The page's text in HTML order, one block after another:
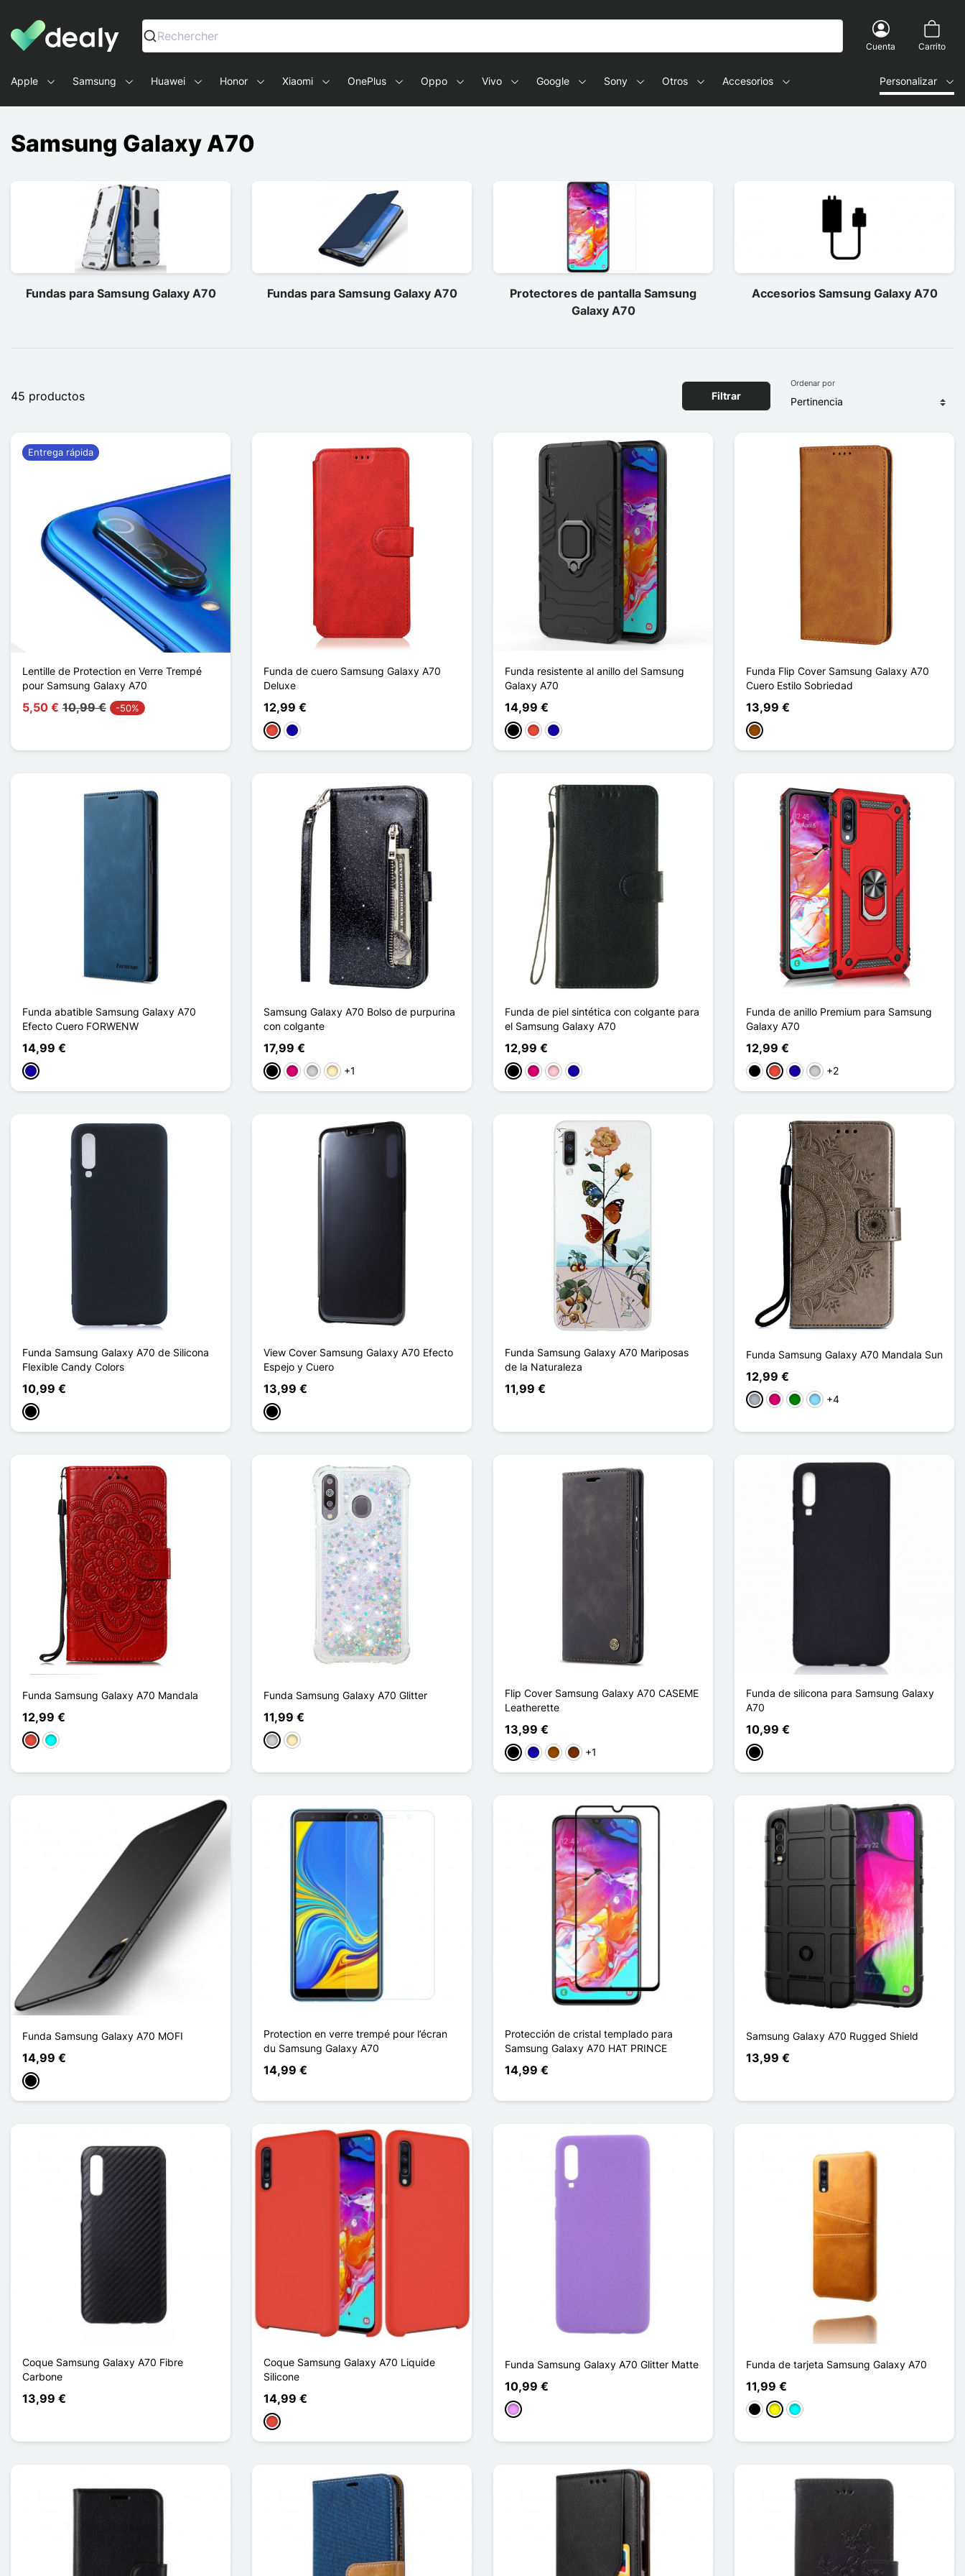
Dealy - Fundas y accesorios para smartphones y tablets
Rechercher
Cuenta Carrito
Apple Samsung Huawei Honor Xiaomi OnePlus Oppo Vivo Google Sony Otros Accesorios Personalizar
Samsung Galaxy A70
Fundas para Samsung Galaxy A70 Fundas para Samsung Galaxy A70
Protectores de pantalla Samsung
Galaxy A70
Accesorios Samsung Galaxy A70
45 productos Filtrar
Ordenar por
Lentille de Protection en Verre Trempé
pour Samsung Galaxy A70
5,50 € 10,99 € -50%
Entrega rápida
Funda de cuero Samsung Galaxy A70
Deluxe
12,99 €
RojoAzul oscuro
Funda resistente al anillo del Samsung
Galaxy A70
14,99 €
NegroRojoAzul oscuro
Funda Flip Cover Samsung Galaxy A70
Cuero Estilo Sobriedad
13,99 €
Marrón
Funda abatible Samsung Galaxy A70
Efecto Cuero FORWENW
14,99 €
Azul oscuro
Samsung Galaxy A70 Bolso de purpurina
con colgante
17,99 €
NegroMagenta
PlataOro +1
Funda de piel sintética con colgante para
el Samsung Galaxy A70
12,99 €
NegroMagenta
RosaAzul oscuro
Funda de anillo Premium para Samsung
Galaxy A70
12,99 €
NegroRojoAzul oscuro
Plata+2
Funda Samsung Galaxy A70 de Silicona
Flexible Candy Colors
10,99 €
Negro
View Cover Samsung Galaxy A70 Efecto
Espejo y Cuero
13,99 €
Negro
Funda Samsung Galaxy A70 Mariposas
de la Naturaleza
11,99 €
Funda Samsung Galaxy A70 Mandala Sun
12,99 €
Gris Magenta
VerdeAzul claro
+4
Funda Samsung Galaxy A70 Mandala
12,99 €
RojoCian
Funda Samsung Galaxy A70 Glitter
11,99 €
PlataOro
Flip Cover Samsung Galaxy A70 CASEME
Leatherette
13,99 €
NegroAzul oscuro
MarrónCafé+1
Funda de silicona para Samsung Galaxy
A70
10,99 €
Negro
Funda Samsung Galaxy A70 MOFI
14,99 €
Negro
Protection en verre trempé pour l’écran
du Samsung Galaxy A70
14,99 €
Protección de cristal templado para
Samsung Galaxy A70 HAT PRINCE
14,99 €
Samsung Galaxy A70 Rugged Shield
13,99 €
Coque Samsung Galaxy A70 Fibre
Carbone
13,99 €
Coque Samsung Galaxy A70 Liquide
Silicone
14,99 €
Rojo
Funda Samsung Galaxy A70 Glitter Matte
10,99 €
Morado claro
Funda de tarjeta Samsung Galaxy A70
11,99 €
NegroAmarillo
Cian